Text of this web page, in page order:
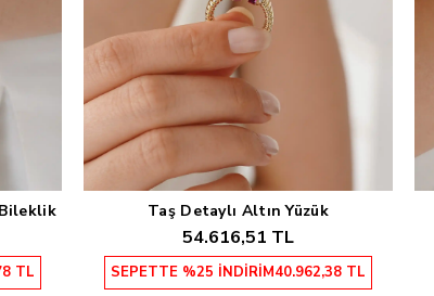
TL
Sepete Ekle
Taş Detaylı Altın Yüzük
54.616,51 TL
SEPETTE %25 İNDİRİM40.962,38 TL